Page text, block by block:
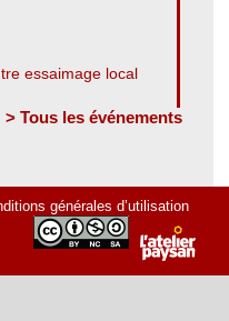
essaimage local
> Tous les événements
générales d’utilisation